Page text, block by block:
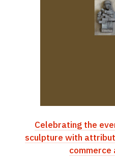
Celebrating the
sculpture with
commerce